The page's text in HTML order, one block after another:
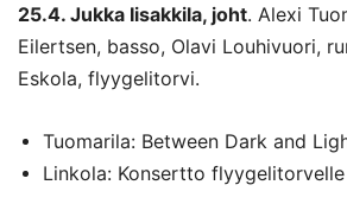
25.4. Jukka Iisakkila, joht. Alexi
Eilertsen, basso, Olavi Louhivuori,
Eskola, flyygelitorvi.
Tuomarila: Between Dark and
Linkola: Konsertto